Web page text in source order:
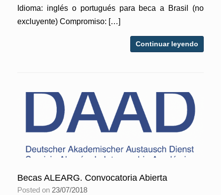
Idioma: inglés o portugués para beca a Brasil (no
excluyente) Compromiso: […]
Continuar leyendo
Becas ALEARG. Convocatoria Abierta
Posted on 23/07/2018